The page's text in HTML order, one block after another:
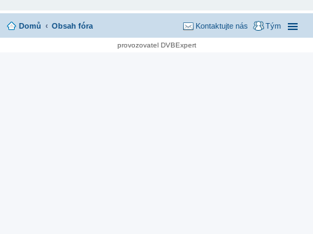
Domů Obsah fóra Tým
Kontaktujte nás
provozovatel DVBExpert